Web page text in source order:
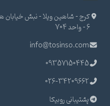
کرج - شاهین ویلا - نبش
6 - واحد 704
info@tosinso.com
09357150445
026-34209662
پشتیبانی روبیکا